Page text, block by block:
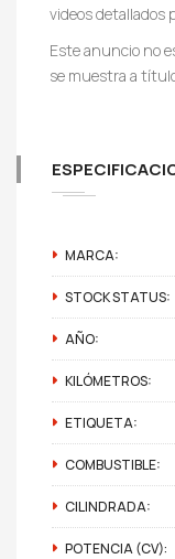
videos detallados
Este anuncio no
se muestra a
MARCA:
STOCK STATUS:
AÑO:
KILÓMETROS:
ETIQUETA:
COMBUSTIBLE:
CILINDRADA:
POTENCIA (CV):